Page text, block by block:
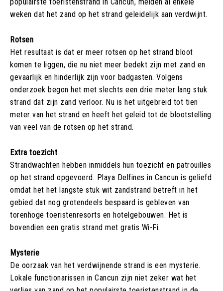
weken dat het zand op het strand geleidelijk aan verdwijnt.
Rotsen
Het resultaat is dat er meer rotsen op het strand bloot
komen te liggen, die nu niet meer bedekt zijn met zand en
gevaarlijk en hinderlijk zijn voor badgasten. Volgens
onderzoek begon het met slechts een drie meter lang stuk
strand dat zijn zand verloor. Nu is het uitgebreid tot tien
meter van het strand en heeft het geleid tot de blootstelling
van veel van de rotsen op het strand.
Extra toezicht
Strandwachten hebben inmiddels hun toezicht en patrouilles
op het strand opgevoerd. Playa Delfines in Cancun is geliefd
omdat het het langste stuk wit zandstrand betreft in het
gebied dat nog grotendeels bespaard is gebleven van
torenhoge toeristenresorts en hotelgebouwen. Het is
bovendien een gratis strand met gratis Wi-Fi.
Mysterie
De oorzaak van het verdwijnende strand is een mysterie.
Lokale functionarissen in Cancun zijn niet zeker wat het